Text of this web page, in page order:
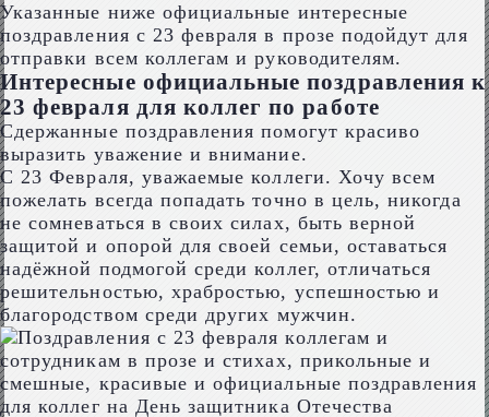
Указанные ниже официальные интересные
поздравления с 23 февраля в прозе подойдут для
отправки всем коллегам и руководителям.
Интересные официальные поздравления к
23 февраля для коллег по работе
Сдержанные поздравления помогут красиво
выразить уважение и внимание.
С 23 Февраля, уважаемые коллеги. Хочу всем
пожелать всегда попадать точно в цель, никогда
не сомневаться в своих силах, быть верной
защитой и опорой для своей семьи, оставаться
надёжной подмогой среди коллег, отличаться
решительностью, храбростью, успешностью и
благородством среди других мужчин.